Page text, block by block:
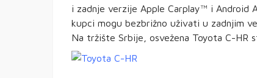
i zadnje verzije Apple Carplay™ i Android
kupci mogu bezbrižno uživati u zadnjim
Na tržište Srbije, osvežena Toyota C-HR